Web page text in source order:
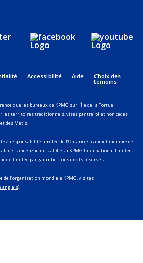
Accessibilité Aide Choix des
témoins
que les bureaux de KPMG sur l’Île de la Tortue
les territoires traditionnels, visés par traité et non cédés
des Métis.
à responsabilité limitée de l’Ontario et cabinet membre de
indépendants affiliés à KPMG International Limited,
limitée par garantie. Tous droits réservés.
de l’organisation mondiale KPMG, visitez
anglais).